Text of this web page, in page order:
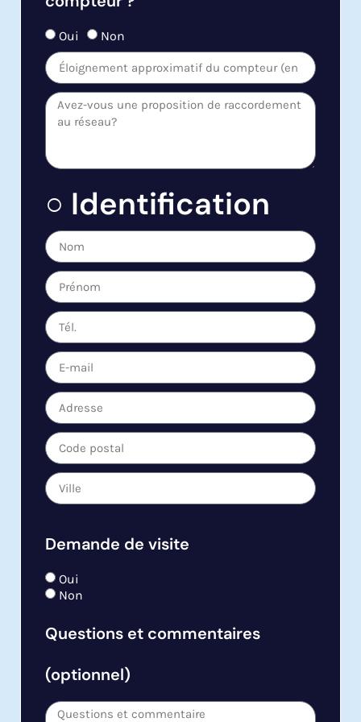
Oui Non
○ Identification
Demande de visite
Oui
Non
Questions et commentaires
(optionnel)